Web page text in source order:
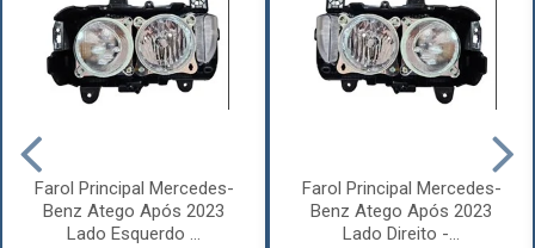
Farol Principal Mercedes-
Benz Atego Após 2023
Lado Esquerdo ...
Farol Principal Mercedes-
Benz Atego Após 2023
Lado Direito -...